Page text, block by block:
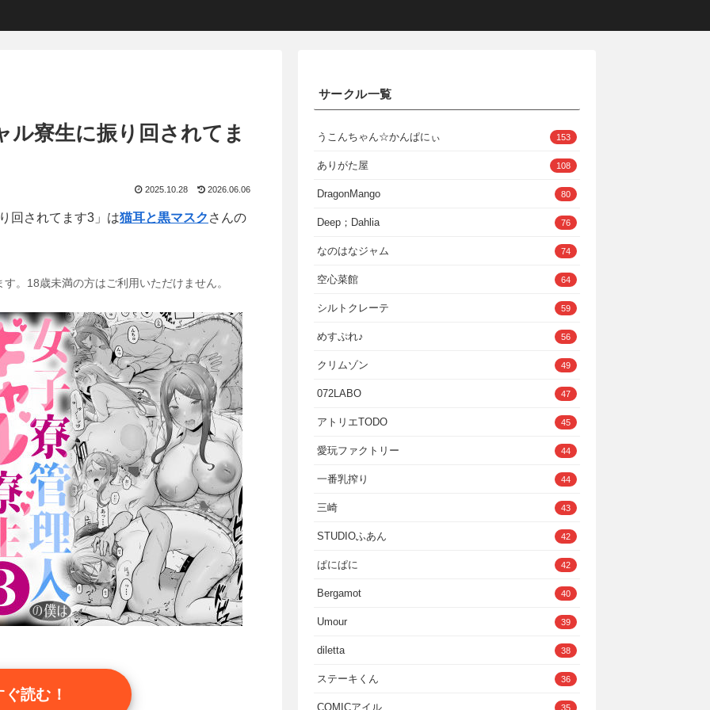
ル寮生に振り回されてま
2025.10.28 2026.06.06
回されてます3」は猫耳と黒マスク さんの
。18歳未満の方はご利用いただけません。
ぐ読む！
サークル一覧
うこんちゃん☆かんぱにぃ 153
ありがた屋 108
DragonMango 80
Deep；Dahlia 76
なのはなジャム 74
空心菜館 64
シルトクレーテ 59
めすぷれ♪ 56
クリムゾン 49
072LABO 47
アトリエTODO 45
愛玩ファクトリー 44
一番乳搾り 44
三崎 43
STUDIOふあん 42
ぱにぱに 42
Bergamot 40
Umour 39
diletta 38
ステーキくん 36
COMICアイル 35